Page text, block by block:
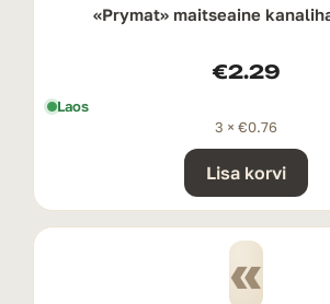
«Prymat» maitseaine
€2.29
Laos
3 × €0.76
Lisa korvi
«